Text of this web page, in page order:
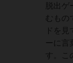
脱出ゲ
むもの
ドを
ーに言
す。こ